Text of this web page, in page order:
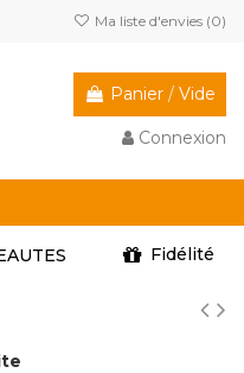
Ma liste d'envies (0)
Panier / Vide
Connexion
Fidélité